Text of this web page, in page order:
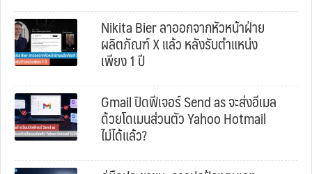
Nikita Bier ลาออกจากหัวหน้าฝ่าย
ผลิตภัณฑ์ X แล้ว หลังรับตำแหน่ง
เพียง 1 ปี
Gmail ปิดฟีเจอร์ Send as จะส่งอีเมล
ด้วยโดเมนส่วนตัว Yahoo Hotmail
ไม่ได้แล้ว?